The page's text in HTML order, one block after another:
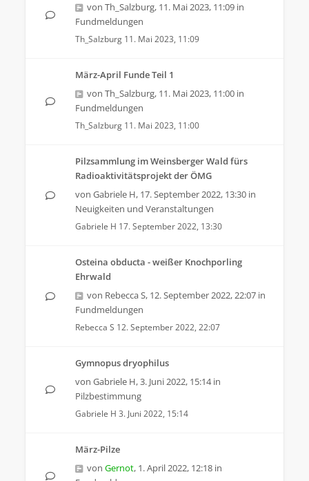
von Th_Salzburg, 11. Mai 2023, 11:09 in
Fundmeldungen
Th_Salzburg 11. Mai 2023, 11:09
März-April Funde Teil 1
von Th_Salzburg, 11. Mai 2023, 11:00 in
Fundmeldungen
Th_Salzburg 11. Mai 2023, 11:00
Pilzsammlung im Weinsberger Wald fürs
Radioaktivitätsprojekt der ÖMG
von Gabriele H, 17. September 2022, 13:30 in
Neuigkeiten und Veranstaltungen
Gabriele H 17. September 2022, 13:30
Osteina obducta - weißer Knochporling
Ehrwald
von Rebecca S, 12. September 2022, 22:07 in
Fundmeldungen
Rebecca S 12. September 2022, 22:07
Gymnopus dryophilus
von Gabriele H,3. Juni 2022, 15:14in
Pilzbestimmung
Gabriele H 3. Juni 2022, 15:14
März-Pilze
von Gernot, 1. April 2022, 12:18 in